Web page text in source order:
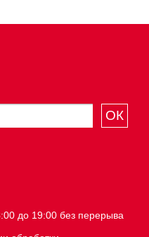
ОК
до 19:00 без перерыва